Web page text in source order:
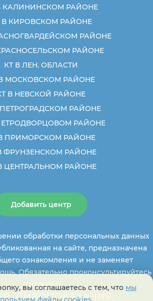
КАЛИНИНСКОМ РАЙОНЕ
В КИРОВСКОМ РАЙОНЕ
РАЙОНЕ
РАЙОНЕ
КТ В ЛЕН. ОБЛАСТИ
МОСКОВСКОМ РАЙОНЕ
В НЕВСКОЙ РАЙОНЕ
ПЕТРОГРАДСКОМ РАЙОНЕ
РАЙОНЕ
ПРИМОРСКОМ РАЙОНЕ
ФРУНЗЕНСКОМ РАЙОНЕ
ЦЕНТРАЛЬНОМ РАЙОНЕ
Добавить центр
обработки персональных данных
на сайте, предназначена
ознакомления и не заменяет
Обязательно проконсультируйтесь
с врачом!
вы соглашаетесь с тем, что мы